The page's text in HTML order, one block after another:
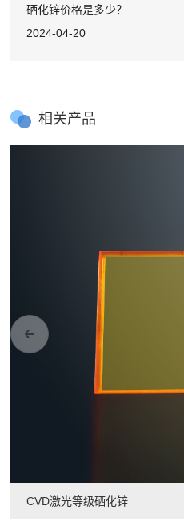
硒化锌价格是多少？
2024-04-20
相关产品
CVD激光等级硒化锌